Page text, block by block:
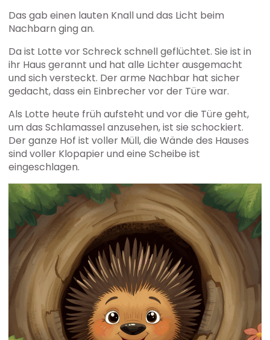
Das gab einen lauten Knall und das Licht beim
Nachbarn ging an.
Da ist Lotte vor Schreck schnell geflüchtet. Sie ist in
ihr Haus gerannt und hat alle Lichter ausgemacht
und sich versteckt. Der arme Nachbar hat sicher
gedacht, dass ein Einbrecher vor der Türe war.
Als Lotte heute früh aufsteht und vor die Türe geht,
um das Schlamassel anzusehen, ist sie schockiert.
Der ganze Hof ist voller Müll, die Wände des Hauses
sind voller Klopapier und eine Scheibe ist
eingeschlagen.